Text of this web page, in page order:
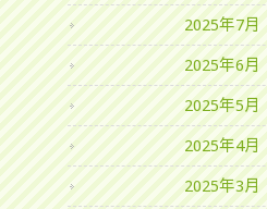
2025年7月
2025年6月
2025年5月
2025年4月
2025年3月